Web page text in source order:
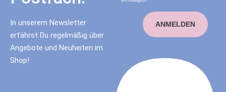
In unserem Newsletter
erfährst Du regelmäßig über
Angebote und Neuheiten im
Shop!
ANMELDEN